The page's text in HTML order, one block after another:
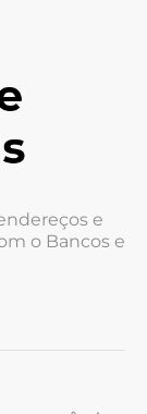
e
o Bancos e